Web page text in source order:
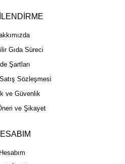
Gıda Süreci
Şartları
Sözleşmesi
ve Güvenlik
ve Şikayet
Hesabım